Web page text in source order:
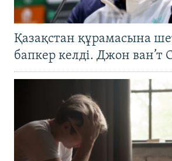
Қазақстан құрамасына
бапкер келді. Джон ван’т